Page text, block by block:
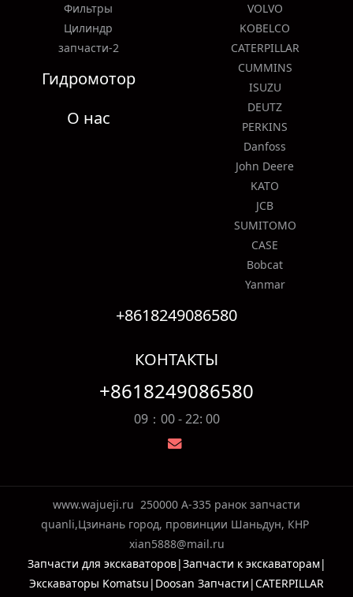
Фильтры
Цилиндр
запчасти-2
VOLVO
KOBELCO
CATERPILLAR
CUMMINS
ISUZU
DEUTZ
PERKINS
Danfoss
John Deere
KATO
JCB
SUMITOMO
CASE
Bobcat
Yanmar
Гидромотор
О нас
+8618249086580
КОНТАКТЫ
+8618249086580
09：00 - 22: 00
www.wajueji.ru 250000 A-335 ранок запчасти
quanli,Цзинань город, провинции Шаньдун, КНР
xian5888@mail.ru
Запчасти для экскаваторов|Запчасти к экскаваторам|
Экскаваторы Komatsu|Doosan Запчасти|CATERPILLAR